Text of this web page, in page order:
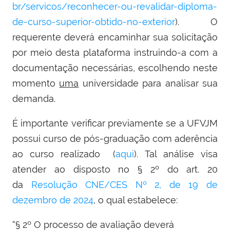
br/servicos/reconhecer-ou-revalidar-diploma-
de-curso-superior-obtido-no-exterior). O
requerente deverá encaminhar sua solicitação
por meio desta plataforma instruindo-a com a
documentação necessárias, escolhendo neste
momento uma universidade para analisar sua
demanda.
É importante verificar previamente se a UFVJM
possui curso de pós-graduação com aderência
ao curso realizado (aqui). Tal análise visa
atender ao disposto no § 2º do art. 20
da Resolução CNE/CES Nº 2, de 19 de
dezembro de 2024, o qual estabelece:
“§ 2º O processo de avaliação deverá